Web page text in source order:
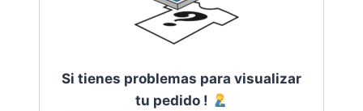
Si tienes problemas para visualizar
tu pedido !